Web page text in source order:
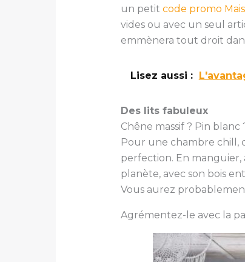
un petit code promo
vides ou avec un seul
emmènera tout droit
Lisez aussi :
Des lits fabuleux
Chêne massif ? Pin
Pour une chambre chill,
perfection. En manguier,
planète, avec son bois
Vous aurez
Agrémentez-le avec la